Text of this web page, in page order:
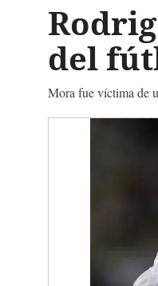
del
Mora fue víctima de